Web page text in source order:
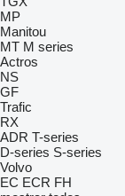
MP
Manitou
MT M series
Actros
NS
GF
Trafic
RX
ADR T-series
D-series S-series
Volvo
EC ECR FH